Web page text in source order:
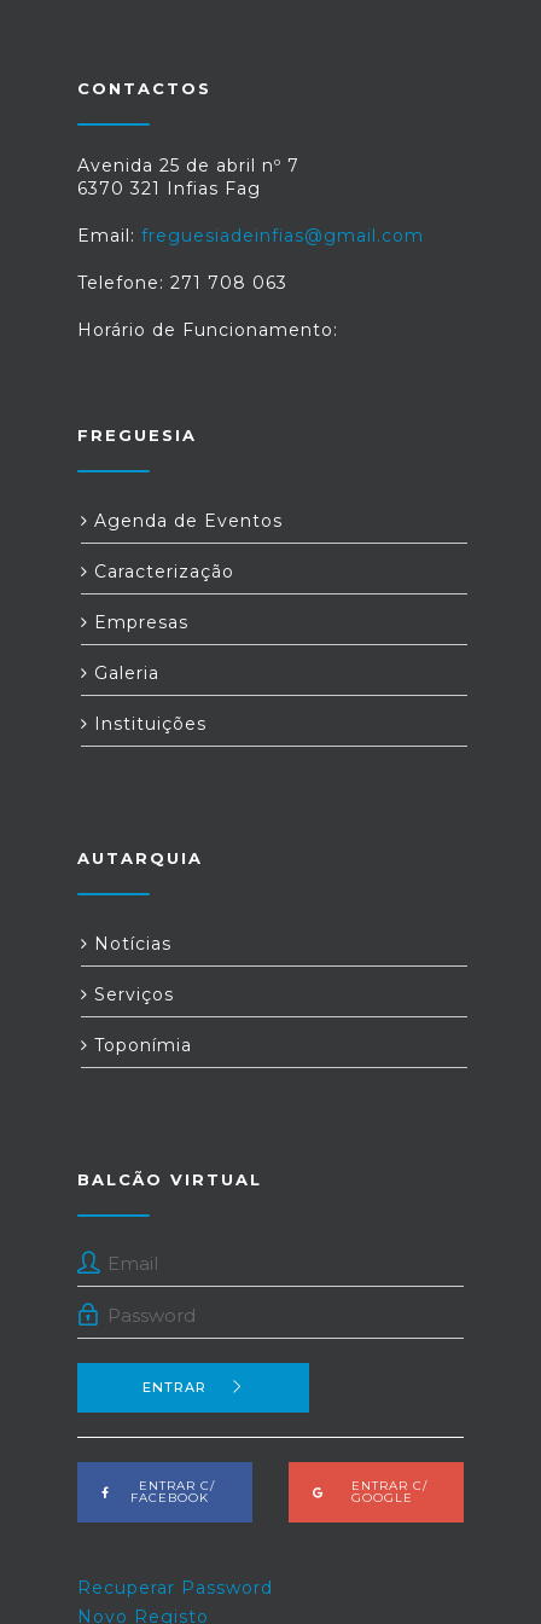
CONTACTOS
Avenida 25 de abril nº 7
6370 321 Infias Fag
Email: freguesiadeinfias@gmail.com
Telefone: 271 708 063
Horário de Funcionamento:
FREGUESIA
Agenda de Eventos
Caracterização
Empresas
Galeria
Instituições
AUTARQUIA
Notícias
Serviços
Toponímia
BALCÃO VIRTUAL
ENTRAR
ENTRAR C/
FACEBOOK
ENTRAR C/
GOOGLE
Recuperar Password
Novo Registo